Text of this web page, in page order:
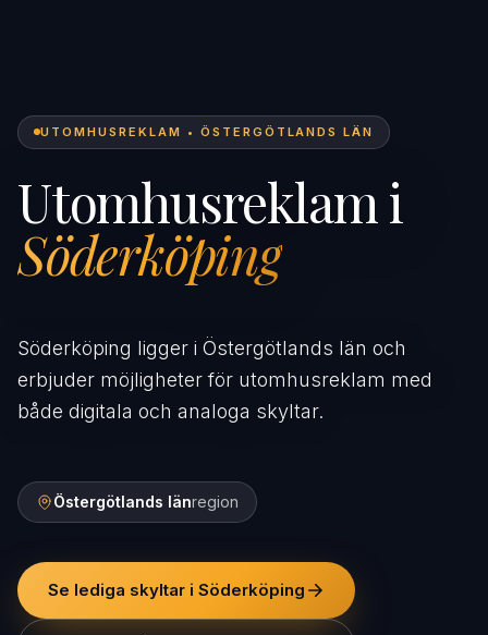
UTOMHUSREKLAM • ÖSTERGÖTLANDS LÄN
Utomhusreklam i
Söderköping
Söderköping ligger i Östergötlands län och
erbjuder möjligheter för utomhusreklam med
både digitala och analoga skyltar.
Östergötlands länregion
Se lediga skyltar i Söderköping